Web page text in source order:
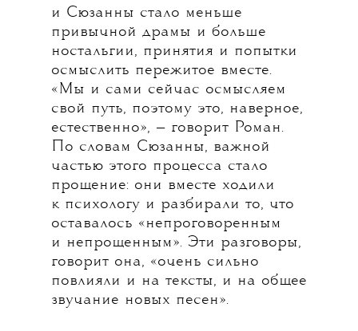
и Сюзанны стало меньше
привычной драмы и больше
ностальгии, принятия и попытки
осмыслить пережитое вместе.
«Мы и сами сейчас осмысляем
свой путь, поэтому это, наверное,
естественно», — говорит Роман.
По словам Сюзанны, важной
частью этого процесса стало
прощение: они вместе ходили
к психологу и разбирали то, что
оставалось «непроговоренным
и непрощенным». Эти разговоры,
говорит она, «очень сильно
повлияли и на тексты, и на общее
звучание новых песен».